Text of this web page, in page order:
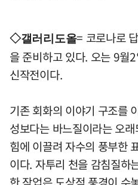
◇갤러리도올= 코로나로
을 준비하고 있다. 오는 9월
신작전이다.
기존 회화의 이야기 구조를
성보다는 바느질이라는 오
힘에 이끌려 자수의 풍부한
이다. 자투리 천을 감침질하